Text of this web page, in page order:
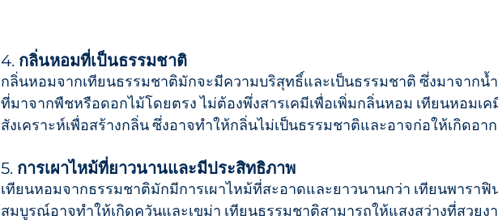
4. กลิ่นหอมที่เป็นธรรมชาติ
กลิ่นหอมจากเทียนธรรมชาติมักจะมีความบริสุทธิ์และเป็นธรรมชาติ ซึ่งมาจากน้
ที่มาจากพืชหรือดอกไม้โดยตรง ไม่ต้องพึ่งสารเคมีเพื่อเพิ่มกลิ่นหอม เทียนหอมเค
สังเคราะห์เพื่อสร้างกลิ่น ซึ่งอาจทำให้กลิ่นไม่เป็นธรรมชาติและอาจก่อให้เกิดอา
5. การเผาไหม้ที่ยาวนานและมีประสิทธิภาพ
เทียนหอมจากธรรมชาติมักมีการเผาไหม้ที่สะอาดและยาวนานกว่า เทียนพาราฟิ
สมบูรณ์อาจทำให้เกิดควันและเขม่า เทียนธรรมชาติสามารถให้แสงสว่างที่สวยง